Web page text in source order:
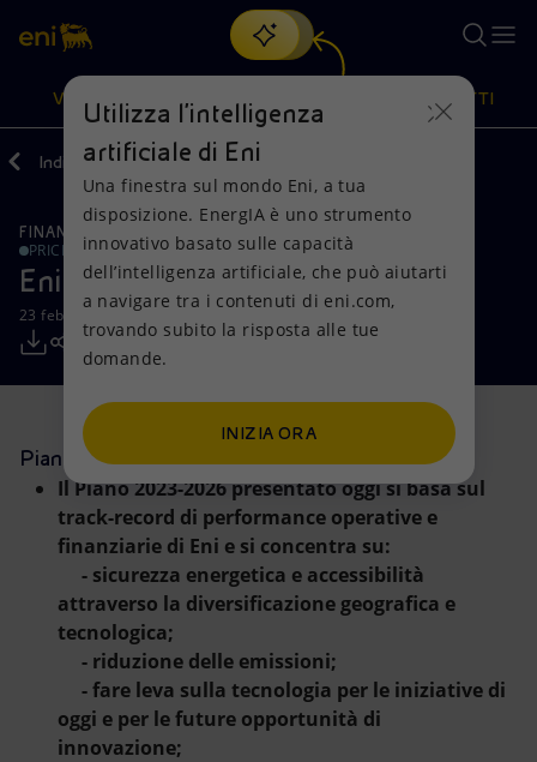
Cerca
scopri EnergIA, la nostra nuova soluzione di intelligenza
artificiale.
VISIONE
Visione
Mission e valori
Persone e Partnership
Net Zero
Modello satellitare
Energia accessibile
Innovazione
Scenari energetici
Azioni
Diversificazione energetica
Tecnologie per la transizione
Collaborazioni per l'innovazione
Attività nel mondo
PRODOTTI
Prodotti
Imprese
Mobilità
Indietro Media Comunicati Stampa
FINANZA, STRATEGIA E REPORT
PRICE SENSITIVE
Eni Capital Markets Update
23 febbraio 2023 - 12:45 CET
Piano Strategico 2023-2026
Il Piano 2023-2026 presentato oggi si basa sul
track-record di performance operative e
finanziarie di Eni e si concentra su:
- sicurezza energetica e accessibilità
attraverso la diversificazione geografica e
tecnologica;
- riduzione delle emissioni;
- fare leva sulla tecnologia per le iniziative di
oggi e per le future opportunità di
innovazione;
Utilizza l'intelligenza
artificiale di Eni
Una finestra sul mondo Eni, a tua
disposizione. EnergIA è uno strumento
innovativo basato sulle capacità
dell’intelligenza artificiale, che può aiutarti
a navigare tra i contenuti di eni.com,
trovando subito la risposta alle tue
domande.
INIZIA ORA